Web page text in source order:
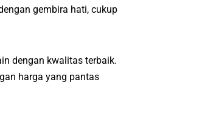
gembira hati, cukup
dengan kwalitas terbaik.
harga yang pantas